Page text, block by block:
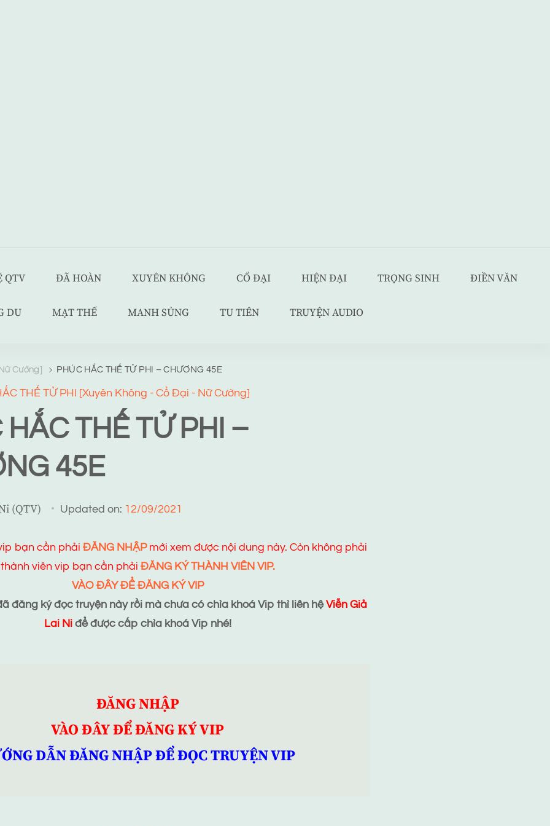
QTV ĐÃ HOÀN XUYÊN KHÔNG CỔ ĐẠI HIỆN ĐẠI TRỌNG SINH ĐIỀN VĂN
DU MẠT THẾ MANH SỦNG TU TIÊN TRUYỆN AUDIO
Cường] PHÚC HẮC THẾ TỬ PHI – CHƯƠNG 45E
THẾ TỬ PHI [Xuyên Không - Cổ Đại - Nữ Cường]
HẮC THẾ TỬ PHI –
45E
(QTV) Updated on: 12/09/2021
bạn cần phải ĐĂNG NHẬPmới xem được nội dung này. Còn không phải
thành viên vip bạn cần phải ĐĂNG KÝ THÀNH VIÊN VIP.
VÀO ĐÂY ĐỂ ĐĂNG KÝ VIP
đăng ký đọc truyện này rồi mà chưa có chìa khoá Vip thì liên hệViễn Giả
Lai Ni để được cấp chìa khoá Vip nhé!
ĐĂNG NHẬP
VÀO ĐÂY ĐỂ ĐĂNG KÝ VIP
DẪN ĐĂNG NHẬP ĐỂ ĐỌC TRUYỆN VIP